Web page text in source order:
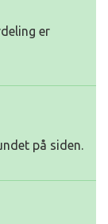
er
på siden.